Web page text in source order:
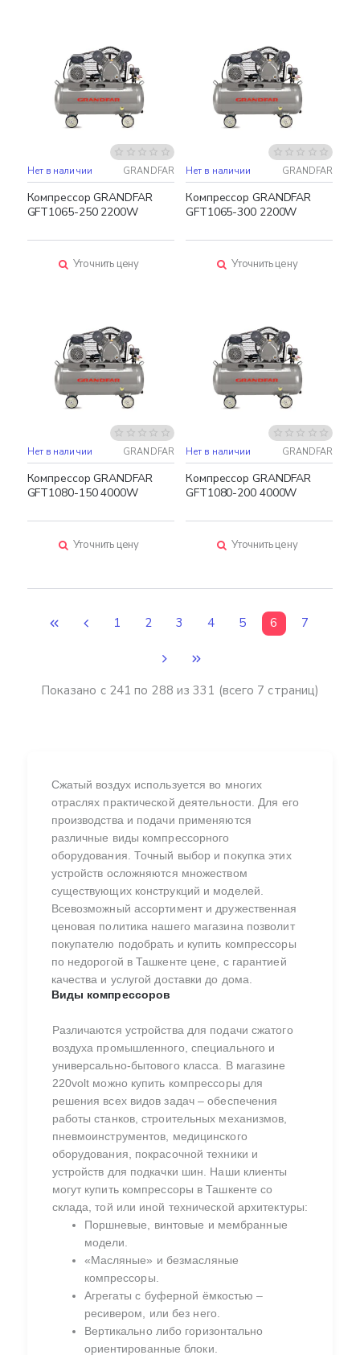
Сжатый воздух используется во многих
отраслях практической деятельности. Для его
производства и подачи применяются
различные виды компрессорного
оборудования. Точный выбор и покупка этих
устройств осложняются множеством
существующих конструкций и моделей.
Всевозможный ассортимент и дружественная
ценовая политика нашего магазина позволит
покупателю подобрать и купить компрессоры
по недорогой в Ташкенте цене, с гарантией
качества и услугой доставки до дома.
Виды компрессоров
Различаются устройства для подачи сжатого
воздуха промышленного, специального и
универсально-бытового класса. В магазине
220volt можно купить компрессоры для
решения всех видов задач ‒ обеспечения
работы станков, строительных механизмов,
пневмоинструментов, медицинского
оборудования, покрасочной техники и
устройств для подкачки шин. Наши клиенты
могут купить компрессоры в Ташкенте со
склада, той или иной технической архитектуры:
Поршневые, винтовые и мембранные
модели.
«Масляные» и безмасляные
компрессоры.
Агрегаты с буферной ёмкостью ‒
ресивером, или без него.
Вертикально либо горизонтально
ориентированные блоки.
Нет в наличии GRANDFAR
Компрессор GRANDFAR
GFT1065-250 2200W
Уточнить цену
Нет в наличии GRANDFAR
Компрессор GRANDFAR
GFT1065-300 2200W
Уточнить цену
Нет в наличии GRANDFAR
Компрессор GRANDFAR
GFT1080-150 4000W
Уточнить цену
Нет в наличии GRANDFAR
Компрессор GRANDFAR
GFT1080-200 4000W
Уточнить цену
1 2 3 4 5 6 7
Показано с 241 по 288 из 331 (всего 7 страниц)